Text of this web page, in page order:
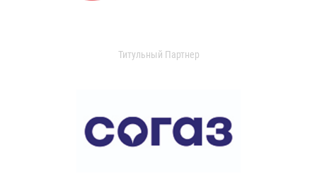
Титульный Партнер